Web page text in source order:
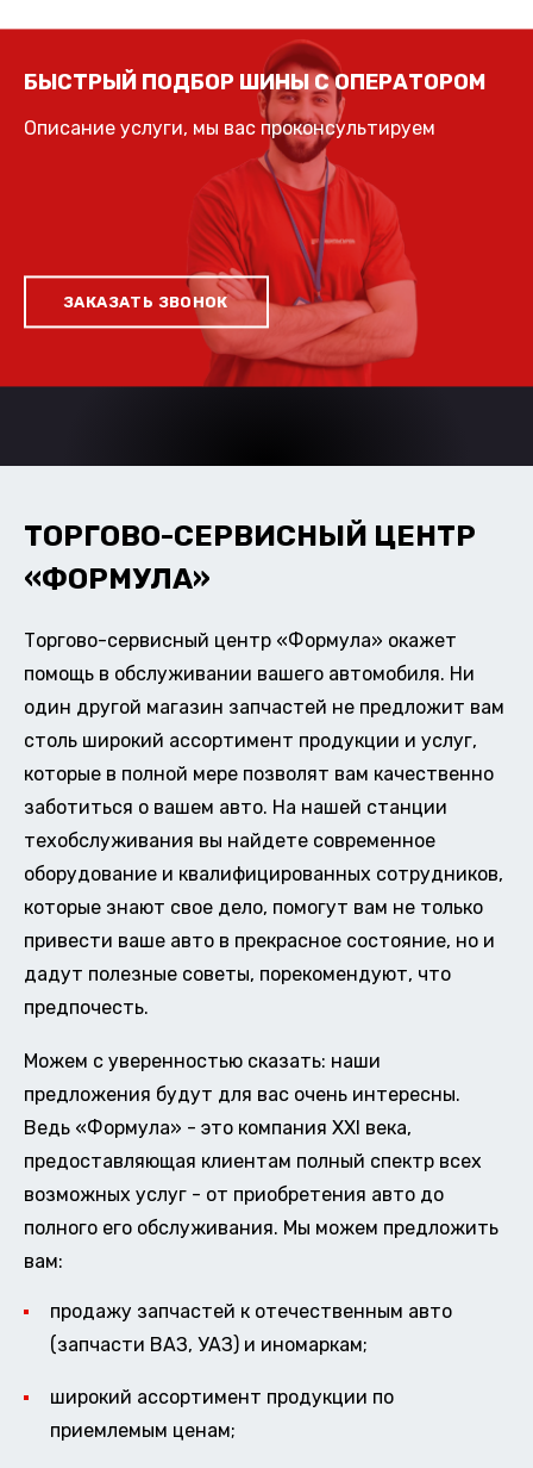
БЫСТРЫЙ ПОДБОР ШИНЫ С ОПЕРАТОРОМ
Описание услуги, мы вас проконсультируем
ЗАКАЗАТЬ ЗВОНОК
ТОРГОВО-СЕРВИСНЫЙ ЦЕНТР
«ФОРМУЛА»
Торгово-сервисный центр «Формула» окажет
помощь в обслуживании вашего автомобиля. Ни
один другой магазин запчастей не предложит вам
столь широкий ассортимент продукции и услуг,
которые в полной мере позволят вам качественно
заботиться о вашем авто. На нашей станции
техобслуживания вы найдете современное
оборудование и квалифицированных сотрудников,
которые знают свое дело, помогут вам не только
привести ваше авто в прекрасное состояние, но и
дадут полезные советы, порекомендуют, что
предпочесть.
Можем с уверенностью сказать: наши
предложения будут для вас очень интересны.
Ведь «Формула» - это компания XXI века,
предоставляющая клиентам полный спектр всех
возможных услуг - от приобретения авто до
полного его обслуживания. Мы можем предложить
вам:
продажу запчастей к отечественным авто
(запчасти ВАЗ, УАЗ) и иномаркам;
широкий ассортимент продукции по
приемлемым ценам;